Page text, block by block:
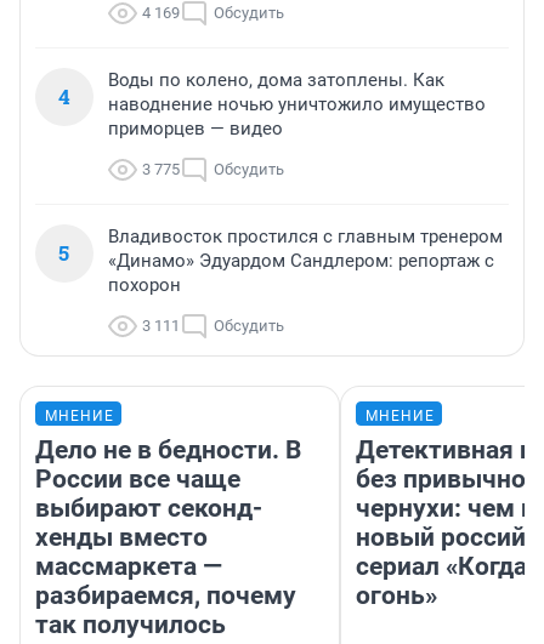
4 169 Обсудить
4
Воды по колено, дома затоплены. Как
наводнение ночью уничтожило имущество
приморцев — видео
3 775 Обсудить
5
Владивосток простился с главным тренером
«Динамо» Эдуардом Сандлером: репортаж с
похорон
3 111 Обсудить
МНЕНИЕ
Дело не в бедности. В
России все чаще
выбирают секонд-
хенды вместо
массмаркета —
разбираемся, почему
так получилось
МНЕНИЕ
Детективная
без привычной
чернухи: чем
новый
сериал «Когда
огонь»